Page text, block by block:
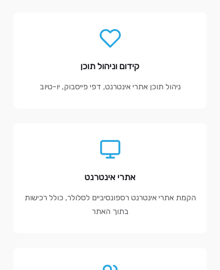
קידום וניהול תוכן
ניהול תוכן אתרי אינטרנט, דפי פייסבוק, יו-טיוב
אתרי אינטרנט
הקמת אתרי אינטרנט רספונסיביים לסלולר, כולל רכישות
בתוך האתר